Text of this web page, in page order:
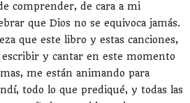
comprender, de cara a mi
que Dios no se equivoca jamás.
que este libro y estas canciones,
escribir y cantar en este momento
me están animando para
todo lo que prediqué, y todas las